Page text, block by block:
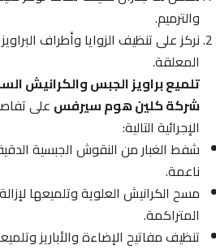
والترميم.
نركز على تنظيف الزوايا وأطراف البراويز
المعلقة.
تلميع براويز الجبس والكرانيش
شركة كلين هوم سيرفسعلى تفاصيل
الإجرائية التالية:
شفط الغبار من النقوش الجبسية
ناعمة.
مسح الكرانيش العلوية وتلميعها لإزالة
المتراكمة.
تنظيف مفاتيح الإضاءة والأباريز